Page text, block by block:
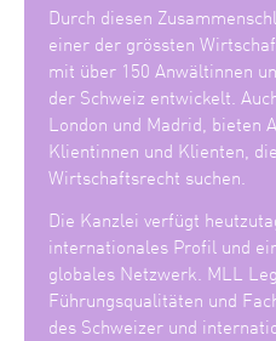
Durch diesen
einer der grössten
mit über 150 Anwältinnen
der Schweiz entwickelt.
London und Madrid, bieten
Klientinnen und Klienten,
Wirtschaftsrecht suchen.
Die Kanzlei verfügt
internationales Profil und
globales Netzwerk. MLL
Führungsqualitäten und
des Schweizer und